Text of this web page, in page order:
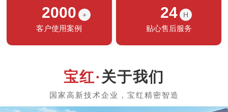
2000
+
客户使用案例
24
H
贴心售后服务
关于我们